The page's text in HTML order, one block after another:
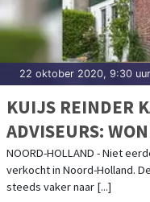
22 oktober 2020, 9:30 uur
KUIJS REINDER
ADVISEURS:
BEREIKEN
CORONACRISIS
NOORD-HOLLAND - Niet
verkocht in Noord-Holland.
steeds vaker naar [...]